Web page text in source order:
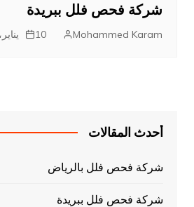
شركة فحص فلل ببريدة
Mohammed Karam 10 يناير، 2024
أحدث المقالات
شركة فحص فلل بالرياض
شركة فحص فلل ببريدة